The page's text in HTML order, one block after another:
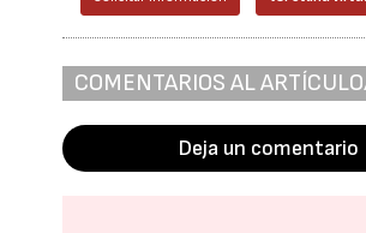
COMENTARIOS AL
Deja un comentario